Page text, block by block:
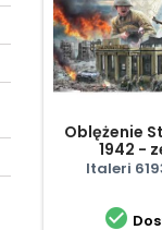
Oblężenie
1942 -
Italeri
